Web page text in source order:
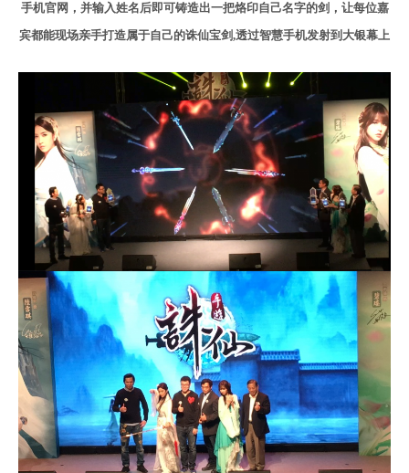
手机官网，并输入姓名后即可铸造出一把烙印自己名字的剑，让每位嘉
宾都能现场亲手打造属于自己的诛仙宝剑,透过智慧手机发射到大银幕上